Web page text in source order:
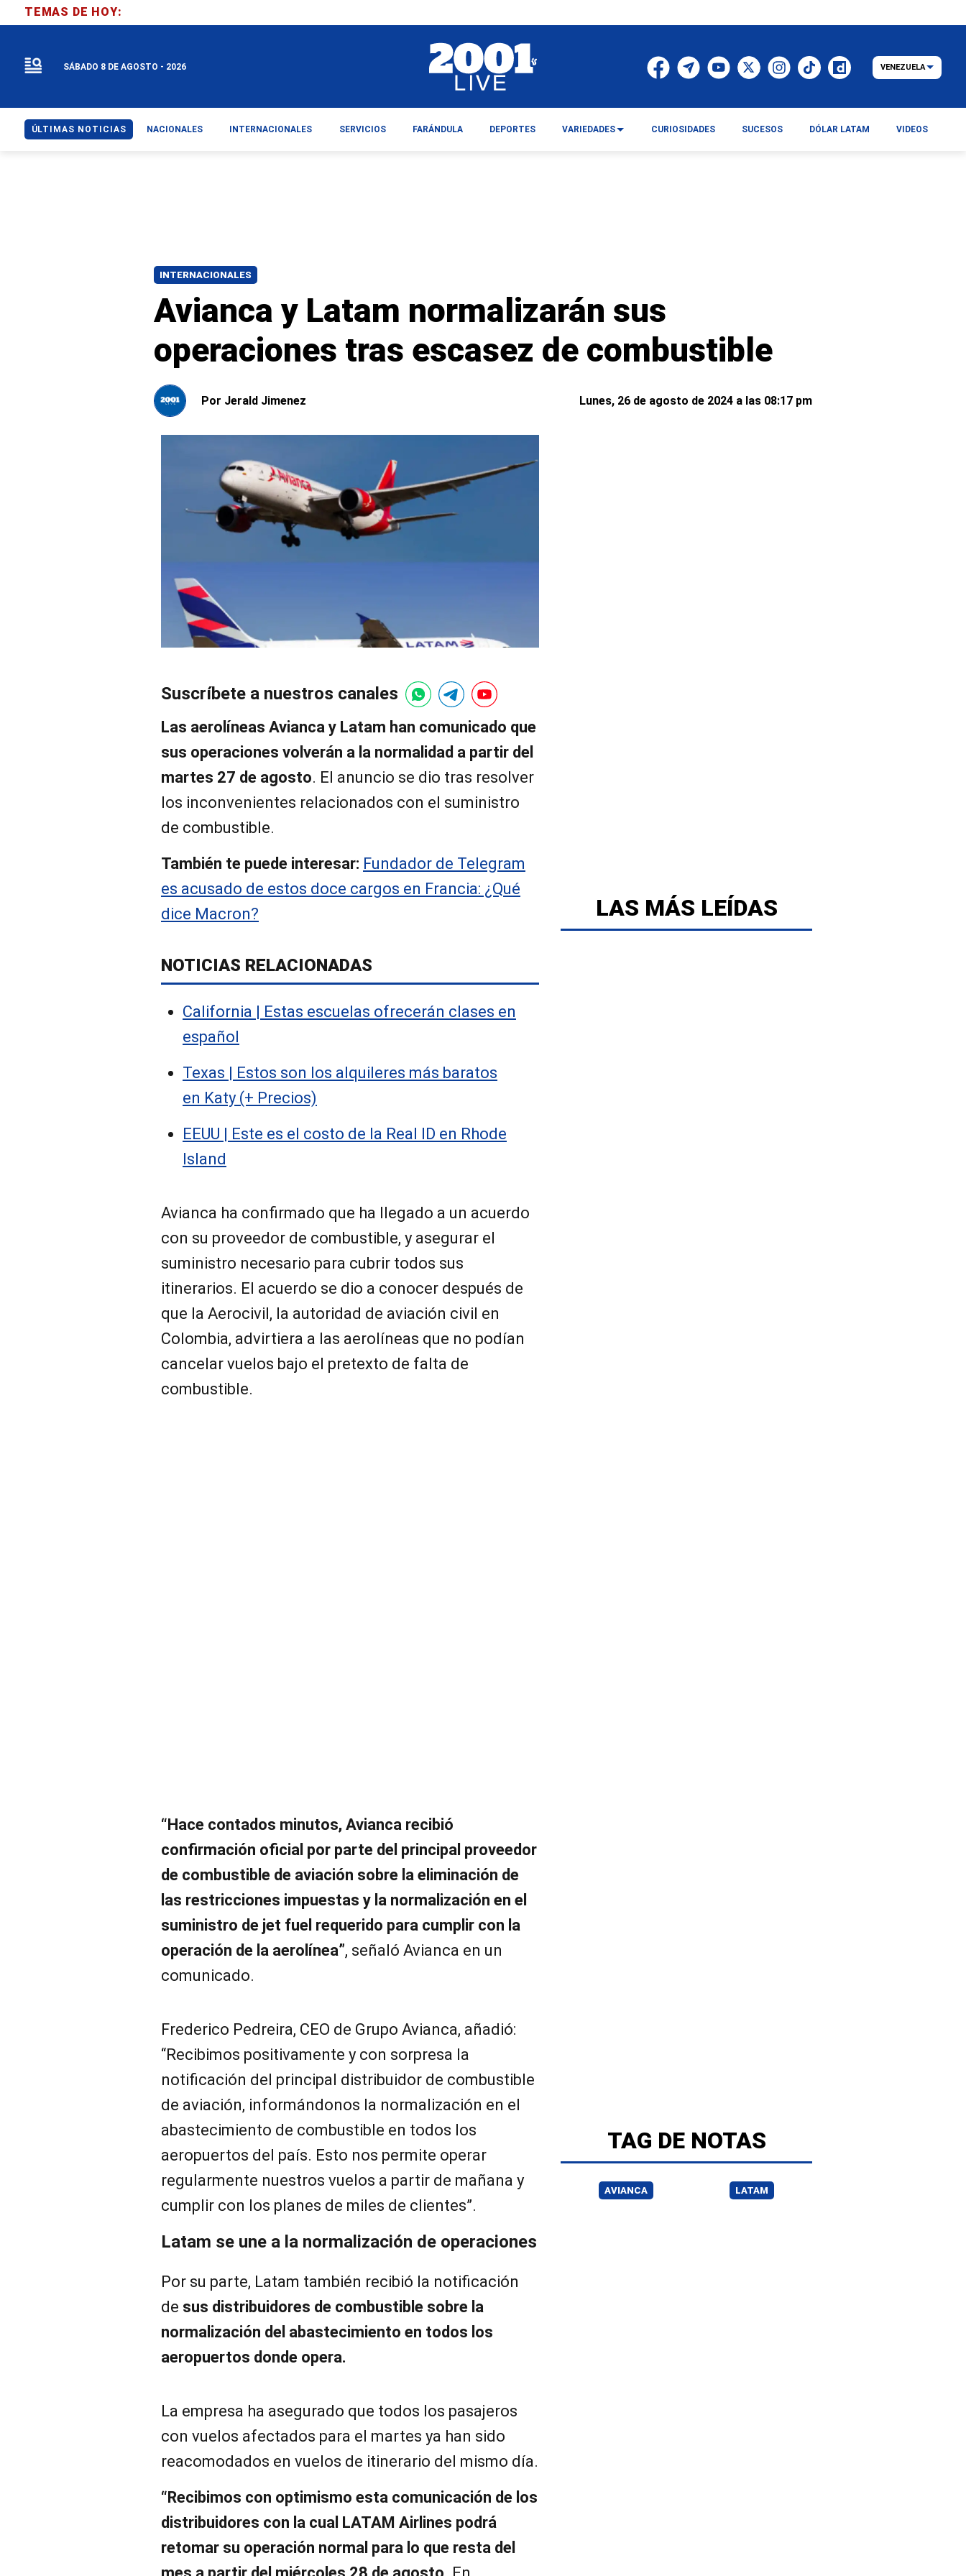
INTERNACIONALES
Avianca y Latam normalizarán sus
operaciones tras escasez de combustible
Por Jerald Jimenez Lunes, 26 de agosto de 2024 a las 08:17 pm
Suscríbete a nuestros canales
Las aerolíneas Avianca y Latam han comunicado que
sus operaciones volverán a la normalidad a partir del
martes 27 de agosto. El anuncio se dio tras resolver
los inconvenientes relacionados con el suministro
de combustible.
También te puede interesar: Fundador de Telegram
es acusado de estos doce cargos en Francia: ¿Qué
dice Macron?
NOTICIAS RELACIONADAS
California | Estas escuelas ofrecerán clases en
español
Texas | Estos son los alquileres más baratos
en Katy (+ Precios)
EEUU | Este es el costo de la Real ID en Rhode
Island
Avianca ha confirmado que ha llegado a un acuerdo
con su proveedor de combustible, y asegurar el
suministro necesario para cubrir todos sus
itinerarios. El acuerdo se dio a conocer después de
que la Aerocivil, la autoridad de aviación civil en
Colombia, advirtiera a las aerolíneas que no podían
cancelar vuelos bajo el pretexto de falta de
combustible.
“Hace contados minutos, Avianca recibió
confirmación oficial por parte del principal proveedor
de combustible de aviación sobre la eliminación de
las restricciones impuestas y la normalización en el
suministro de jet fuel requerido para cumplir con la
operación de la aerolínea”, señaló Avianca en un
comunicado.
Frederico Pedreira, CEO de Grupo Avianca, añadió:
“Recibimos positivamente y con sorpresa la
notificación del principal distribuidor de combustible
de aviación, informándonos la normalización en el
abastecimiento de combustible en todos los
aeropuertos del país. Esto nos permite operar
regularmente nuestros vuelos a partir de mañana y
cumplir con los planes de miles de clientes”.
Latam se une a la normalización de operaciones
Por su parte, Latam también recibió la notificación
de sus distribuidores de combustible sobre la
normalización del abastecimiento en todos los
aeropuertos donde opera.
La empresa ha asegurado que todos los pasajeros
con vuelos afectados para el martes ya han sido
reacomodados en vuelos de itinerario del mismo día.
“Recibimos con optimismo esta comunicación de los
distribuidores con la cual LATAM Airlines podrá
retomar su operación normal para lo que resta del
LAS MÁS LEÍDAS
TAG DE NOTAS
AVIANCA LATAM
TEMAS DE HOY:
SÁBADO 8 DE AGOSTO - 2026 VENEZUELA
ÚLTIMAS NOTICIAS NACIONALES INTERNACIONALES SERVICIOS FARÁNDULA DEPORTES VARIEDADES CURIOSIDADES SUCESOS DÓLAR LATAM VIDEOS